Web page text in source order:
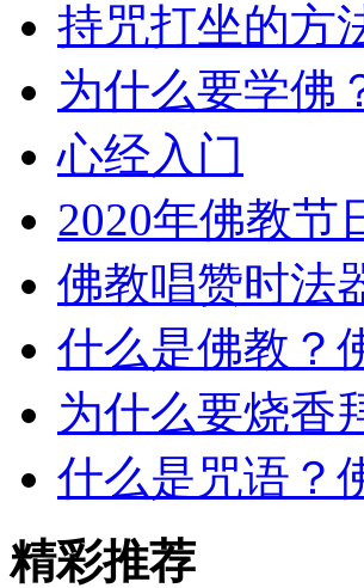
持咒打坐的方
为什么要学佛
心经入门
2020年佛教节
佛教唱赞时法
什么是佛教？
为什么要烧香
什么是咒语？
精彩推荐